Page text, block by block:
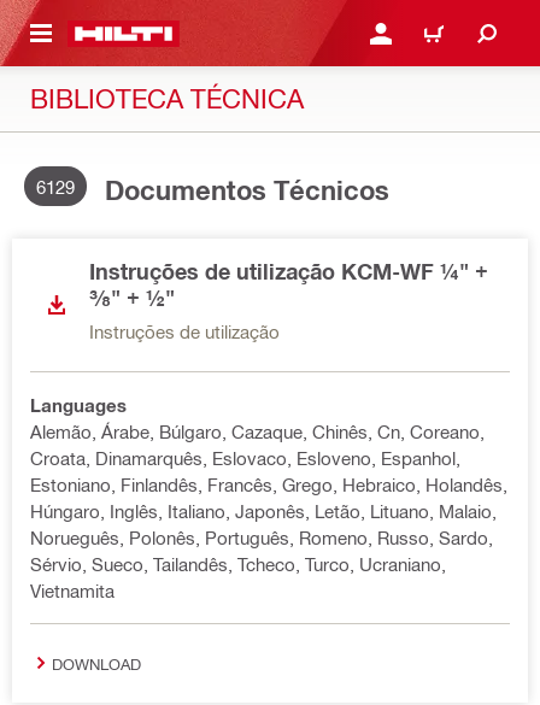
PRINCIPAL ENTRAR OU CADASTRAR
CARRINHO
BIBLIOTECA TÉCNICA
6129 Documentos Técnicos
Instruções de utilização KCM-WF ¼" +
⅜" + ½"
Instruções de utilização
Languages
Alemão, Árabe, Búlgaro, Cazaque, Chinês, Cn, Coreano,
Croata, Dinamarquês, Eslovaco, Esloveno, Espanhol,
Estoniano, Finlandês, Francês, Grego, Hebraico, Holandês,
Húngaro, Inglês, Italiano, Japonês, Letão, Lituano, Malaio,
Norueguês, Polonês, Português, Romeno, Russo, Sardo,
Sérvio, Sueco, Tailandês, Tcheco, Turco, Ucraniano,
Vietnamita
DOWNLOAD